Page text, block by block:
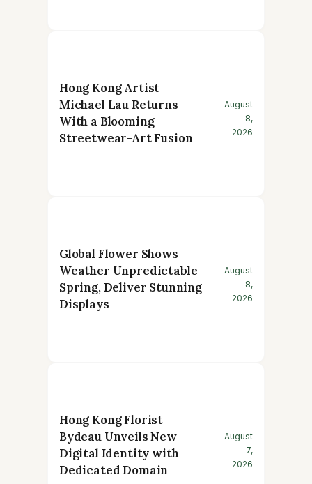
Hong Kong Artist
Michael Lau Returns
With a Blooming
Streetwear-Art Fusion
August
8,
2026
Global Flower Shows
Weather Unpredictable
Spring, Deliver Stunning
Displays
August
8,
2026
Hong Kong Florist
Bydeau Unveils New
Digital Identity with
Dedicated Domain
August
7,
2026